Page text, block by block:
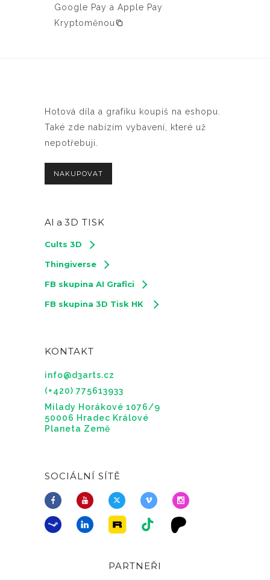
Google Pay a Apple Pay
Kryptoměnou
Hotová díla a grafiku koupíš na eshopu.
Také zde nabízím vybavení, které už
nepotřebuji.
NAKUPOVAT
AI a 3D TISK
Cults 3D
Thingiverse
FB skupina AI Grafici
FB skupina 3D Tisk HK
KONTAKT
info@d3arts.cz
(+420) 775613933
Milady Horákové 1076/9
50006 Hradec Králové
Planeta Země
SOCIÁLNÍ SÍTĚ
PARTNEŘI